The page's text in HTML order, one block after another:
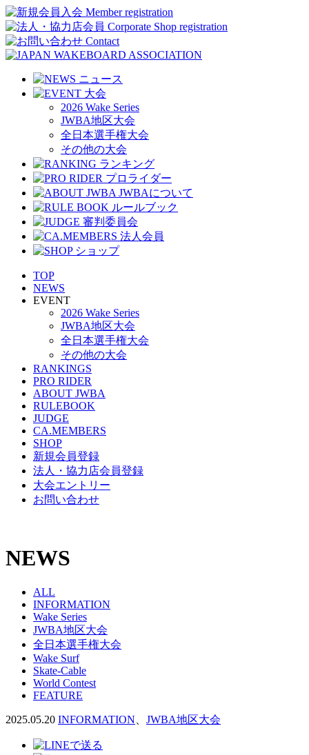
2026 Wake Series
JWBA地区大会
全日本選手権大会
その他の大会
TOP
NEWS
EVENT
2026 Wake Series
JWBA地区大会
全日本選手権大会
その他の大会
RANKINGS
PRO RIDER
ABOUT JWBA
RULEBOOK
JUDGE
CA.MEMBERS
SHOP
新規会員登録
法人・協力店会員登録
大会エントリー
お問い合わせ
NEWS
ALL
INFORMATION
Wake Series
JWBA地区大会
全日本選手権大会
Wake Surf
Skate-Cable
World Contest
FEATURE
2025.05.20 INFORMATION JWBA地区大会